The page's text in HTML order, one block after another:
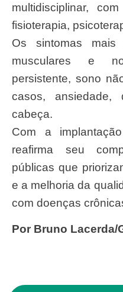
multidisciplinar,
fisioterapia,
Os sintomas mais
musculares e
persistente, sono
casos,
cabeça.
Com a
reafirma seu
públicas que
e a melhoria da
com doenças
por Bruno